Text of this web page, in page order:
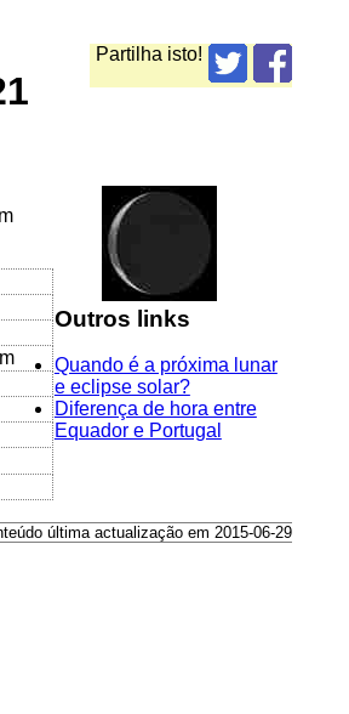
Partilha isto!
Outros links
Quando é a próxima lunar
e eclipse solar?
Diferença de hora entre
Equador e Portugal
última actualização em 2015-06-29